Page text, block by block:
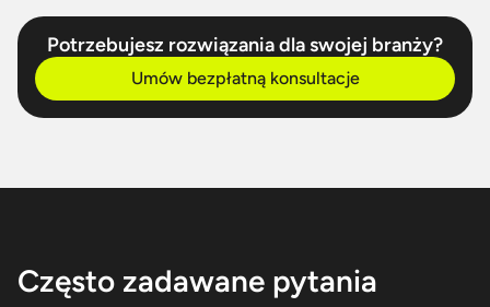
Potrzebujesz rozwiązania dla swojej branży?
Umów bezpłatną konsultacje
Często zadawane pytania